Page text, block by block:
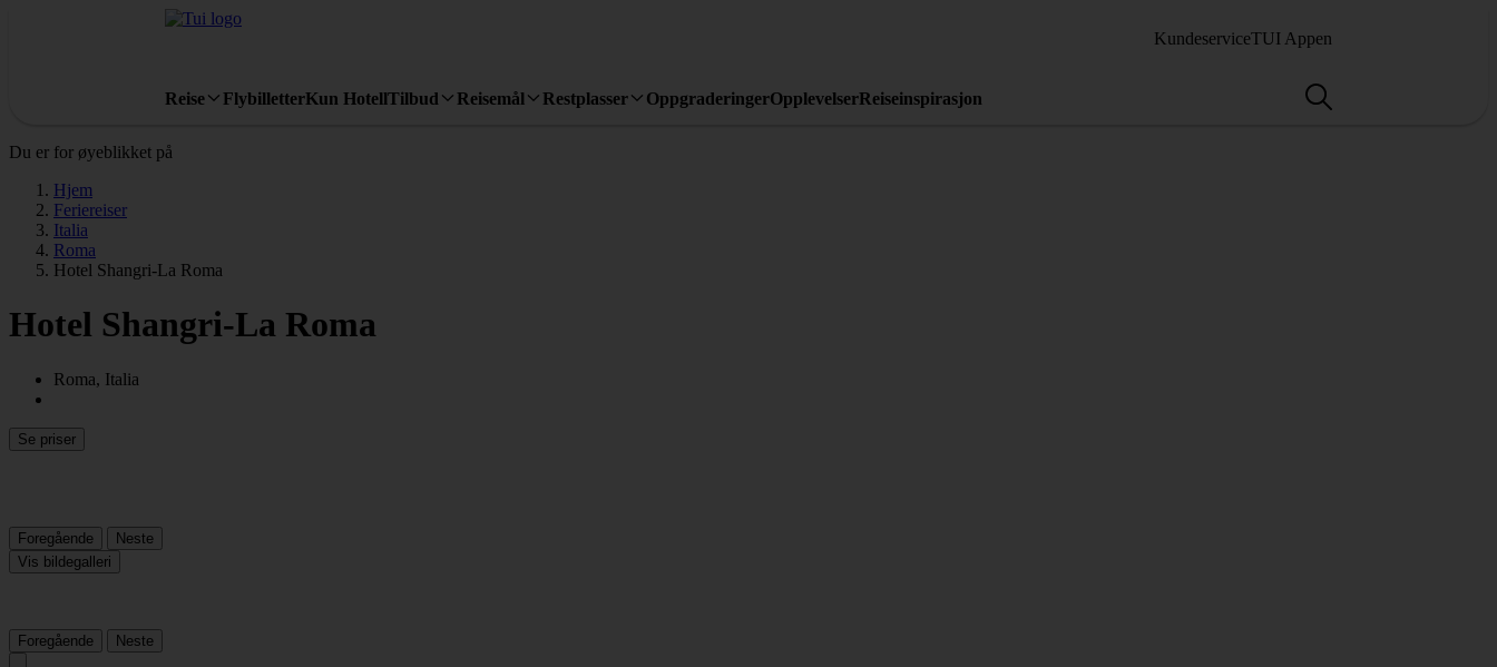
KundeserviceTUI Appen
Reise FlybilletterKun HotellTilbud Reisemål Restplasser OppgraderingerOpplevelserReiseinspirasjon
Du er for øyeblikket på
Hjem
Feriereiser
Italia
Roma
Hotel Shangri-La Roma
Hotel Shangri-La Roma
Roma, Italia
Se priser
Foregående
Neste
Vis bildegalleri
Foregående Neste